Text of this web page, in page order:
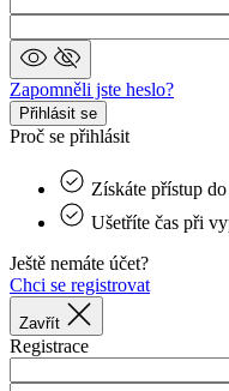
Zapomněli jste heslo?
Přihlásit se
Proč se přihlásit
Získáte přístup
Ušetříte čas při
Ještě nemáte účet?
Chci se registrovat
Zavřít
Registrace